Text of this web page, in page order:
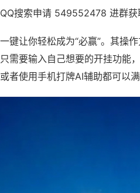
搜索申请 549552478 进群获
键让你轻松成为“必赢”。其操
需要输入自己想要的开挂功能
者使用手机打牌AI辅助都可以满